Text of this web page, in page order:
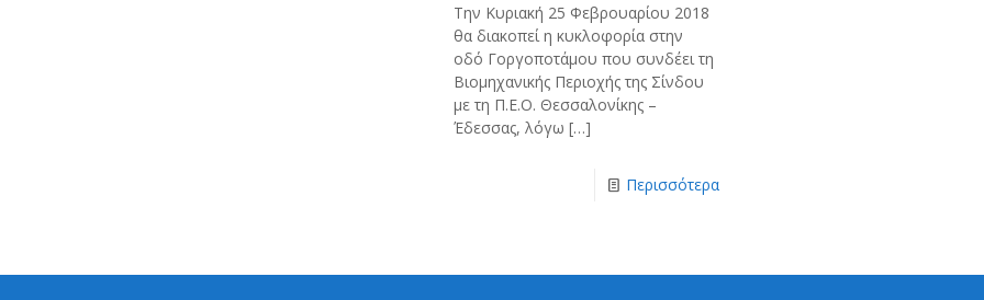
Την Κυριακή 25 Φεβρουαρίου 2018
θα διακοπεί η κυκλοφορία στην
οδό Γοργοποτάμου που συνδέει τη
Βιομηχανικής Περιοχής της Σίνδου
με τη Π.Ε.Ο. Θεσσαλονίκης –
Έδεσσας, λόγω […]
Περισσότερα